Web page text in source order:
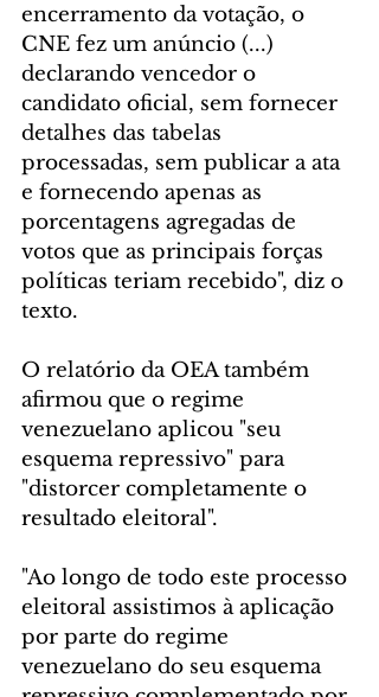
encerramento da votação, o
CNE fez um anúncio (...)
declarando vencedor o
candidato oficial, sem fornecer
detalhes das tabelas
processadas, sem publicar a ata
e fornecendo apenas as
porcentagens agregadas de
votos que as principais forças
políticas teriam recebido", diz o
texto.
O relatório da OEA também
afirmou que o regime
venezuelano aplicou "seu
esquema repressivo" para
"distorcer completamente o
resultado eleitoral".
"Ao longo de todo este processo
eleitoral assistimos à aplicação
por parte do regime
venezuelano do seu esquema